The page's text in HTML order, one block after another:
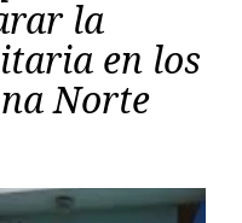
la
en los
Norte